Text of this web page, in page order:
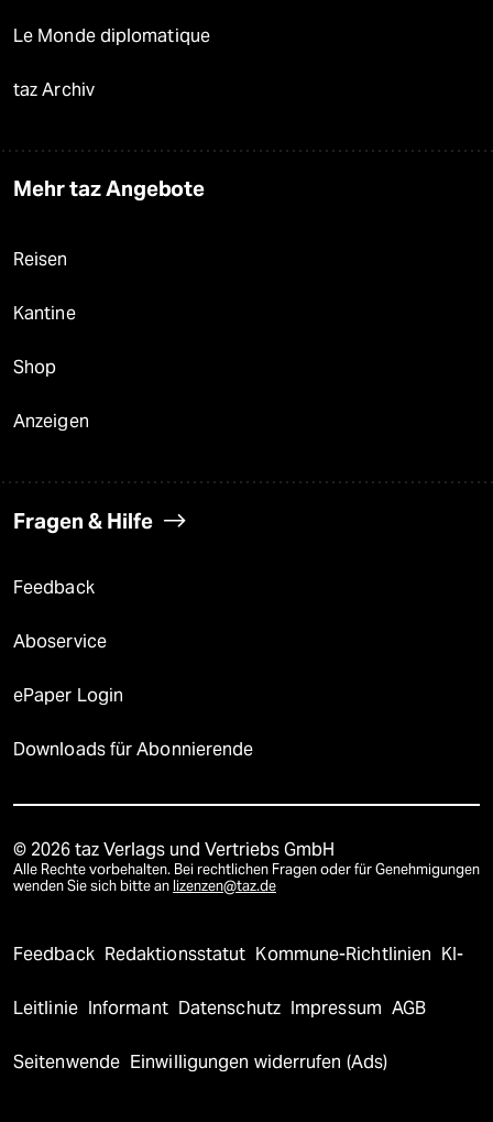
Le Monde diplomatique
taz Archiv
Mehr taz Angebote
Reisen
Kantine
Shop
Anzeigen
Fragen & Hilfe
Feedback
Aboservice
ePaper Login
Downloads für Abonnierende
© 2026 taz Verlags und Vertriebs GmbH
Alle Rechte vorbehalten. Bei rechtlichen Fragen oder für Genehmigungen
wenden Sie sich bitte an lizenzen@taz.de
Feedback Redaktionsstatut Kommune-Richtlinien KI-
Leitlinie Informant Datenschutz Impressum AGB
Seitenwende Einwilligungen widerrufen (Ads)